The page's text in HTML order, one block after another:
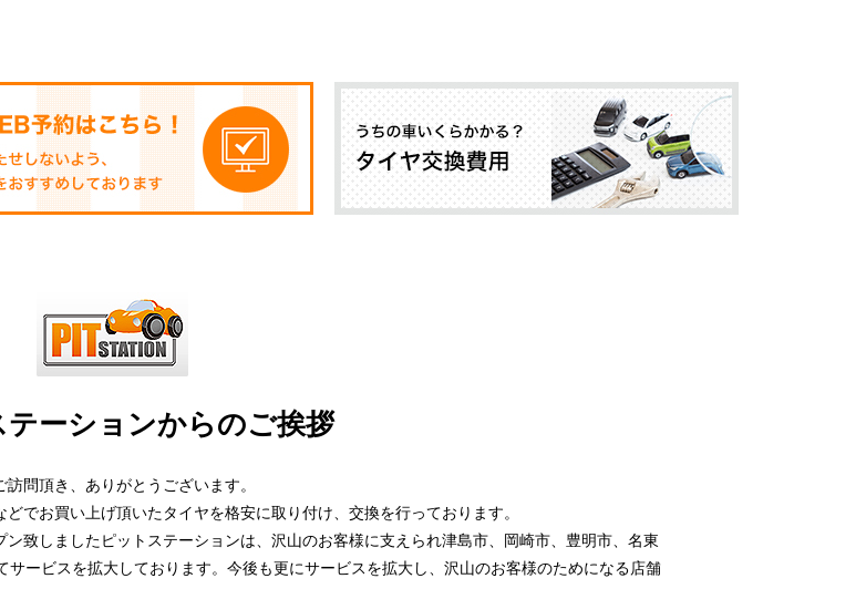
テーションからのご挨拶
問頂き、ありがとうございます。
でお買い上げ頂いたタイヤを格安に取り付け、交換を行っております。
致しましたピットステーションは、沢山のお客様に支えられ津島市、岡崎市、豊明市、名東
ービスを拡大しております。今後も更にサービスを拡大し、沢山のお客様のためになる店舗